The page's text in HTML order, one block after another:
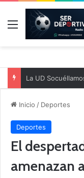
Menú
Inicio / Deportes
Deportes
El
amenazan